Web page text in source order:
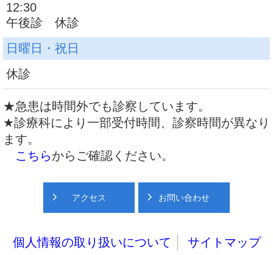
12:30
午後診 休診
日曜日・祝日
休診
★急患は時間外でも診察しています。
★診療科により一部受付時間、診察時間が異なり
ます。
こちらからご確認ください。
アクセス お問い合わせ
個人情報の取り扱いについて サイトマップ